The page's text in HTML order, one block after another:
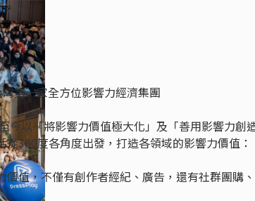
】
第一家全方位影響力經濟集團
今以「將影響力價值極大化」及「善用影響力創
從360度各角度出發，打造各領域的影響力價值：
價值，不僅有創作者經紀、廣告，還有社群團購